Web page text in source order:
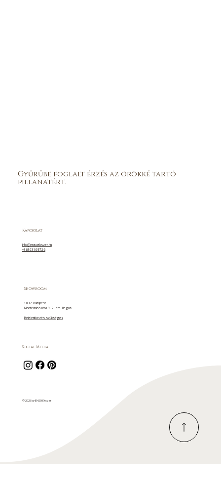
Gyűrűbe foglalt érzés az örökké tartó
pillanatért.
Kapcsolat
info@ensoekszer.hu
+36303109726
Showroom
1037 Budapest
Montevideó utca 9. 2. em. Regus
Bejelentkezés szükséges
Social Media
© 2025 by ENSO Ékszer